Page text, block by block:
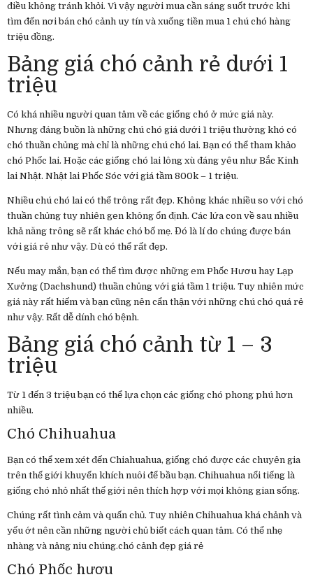
điều không tránh khỏi. Vì vậy người mua cần sáng suốt trước khi
tìm đến nơi bán chó cảnh uy tín và xuống tiền mua 1 chú chó hàng
triệu đồng.
Bảng giá chó cảnh rẻ dưới 1
triệu
Có khá nhiều người quan tâm về các giống chó ở mức giá này.
Nhưng đáng buồn là những chú chó giá dưới 1 triệu thường khó có
chó thuần chủng mà chỉ là những chú chó lai. Bạn có thể tham khảo
chó Phốc lai. Hoặc các giống chó lai lông xù đáng yêu như Bắc Kinh
lai Nhật. Nhật lai Phốc Sóc với giá tầm 800k – 1 triệu.
Nhiều chú chó lai có thể trông rất đẹp. Không khác nhiều so với chó
thuần chủng tuy nhiên gen không ổn định. Các lứa con về sau nhiều
khả năng trông sẽ rất khác chó bố mẹ. Đó là lí do chúng được bán
với giá rẻ như vậy. Dù có thể rất đẹp.
Nếu may mắn, bạn có thể tìm được những em Phốc Hươu hay Lạp
Xưởng (Dachshund) thuần chủng với giá tầm 1 triệu. Tuy nhiên mức
giá này rất hiếm và bạn cũng nên cẩn thận với những chú chó quá rẻ
như vậy. Rất dễ dính chó bệnh.
Bảng giá chó cảnh từ 1 – 3
triệu
Từ 1 đến 3 triệu bạn có thể lựa chọn các giống chó phong phú hơn
nhiều.
Chó Chihuahua
Bạn có thể xem xét đến Chiahuahua, giống chó được các chuyên gia
trên thế giới khuyến khích nuôi để bầu bạn. Chihuahua nổi tiếng là
giống chó nhỏ nhất thế giới nên thích hợp với mọi không gian sống.
Chúng rất tình cảm và quấn chủ. Tuy nhiên Chihuahua khá chảnh và
yếu ớt nên cần những người chủ biết cách quan tâm. Có thể nhẹ
nhàng và nâng niu chúng.chó cảnh đẹp giá rẻ
Chó Phốc hươu